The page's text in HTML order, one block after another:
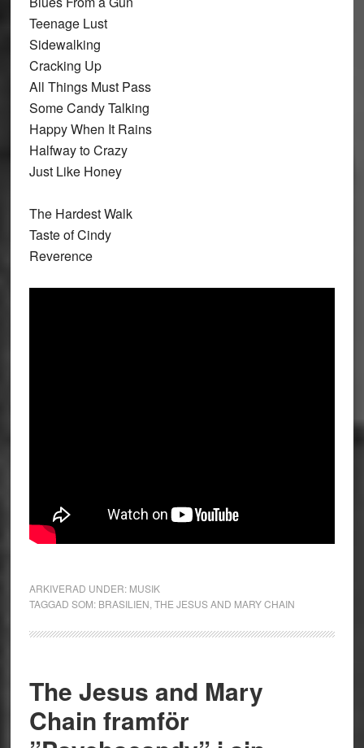
Teenage Lust
Sidewalking
Cracking Up
All Things Must Pass
Some Candy Talking
Happy When It Rains
Halfway to Crazy
Just Like Honey
The Hardest Walk
Taste of Cindy
Reverence
ARKIVERAD UNDER: MUSIK
TAGGAD SOM: BRASILIEN THE JESUS AND MARY CHAIN
The Jesus and Mary
Chain framför